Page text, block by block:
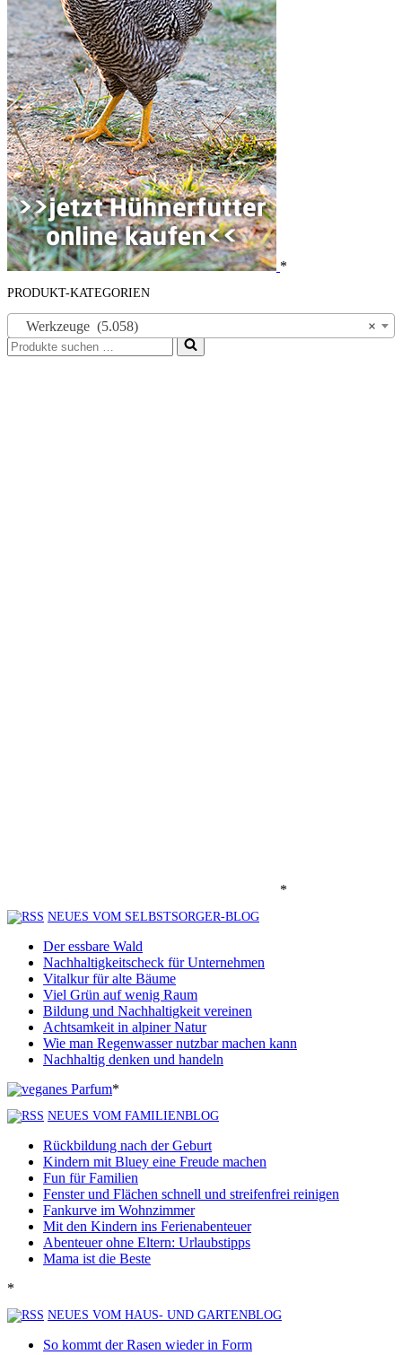
*
PRODUKT-KATEGORIEN
×
Werkzeuge (5.058)
Suchen
nach …
*
NEUES VOM SELBSTSORGER-BLOG
Der essbare Wald
Nachhaltigkeitscheck für Unternehmen
Vitalkur für alte Bäume
Viel Grün auf wenig Raum
Bildung und Nachhaltigkeit vereinen
Achtsamkeit in alpiner Natur
Wie man Regenwasser nutzbar machen kann
Nachhaltig denken und handeln
*
NEUES VOM FAMILIENBLOG
Rückbildung nach der Geburt
Kindern mit Bluey eine Freude machen
Fun für Familien
Fenster und Flächen schnell und streifenfrei reinigen
Fankurve im Wohnzimmer
Mit den Kindern ins Ferienabenteuer
Abenteuer ohne Eltern: Urlaubstipps
Mama ist die Beste
*
NEUES VOM HAUS- UND GARTENBLOG
So kommt der Rasen wieder in Form